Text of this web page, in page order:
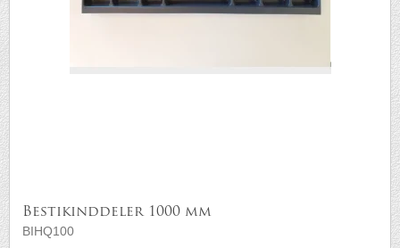
Bestikinddeler 1000 mm
BIHQ100